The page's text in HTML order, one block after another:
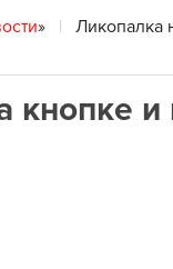
» Ликопалка
кнопке